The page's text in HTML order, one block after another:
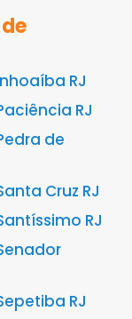
RJ
RJ
de
Cruz RJ
RJ
RJ